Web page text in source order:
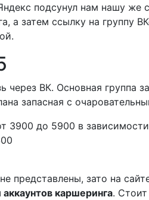
подсунул нам нашу же
а затем ссылку на группу
через ВК. Основная группа
запасная с
3900 до 5900 в
представлены, зато на
каршеринга.